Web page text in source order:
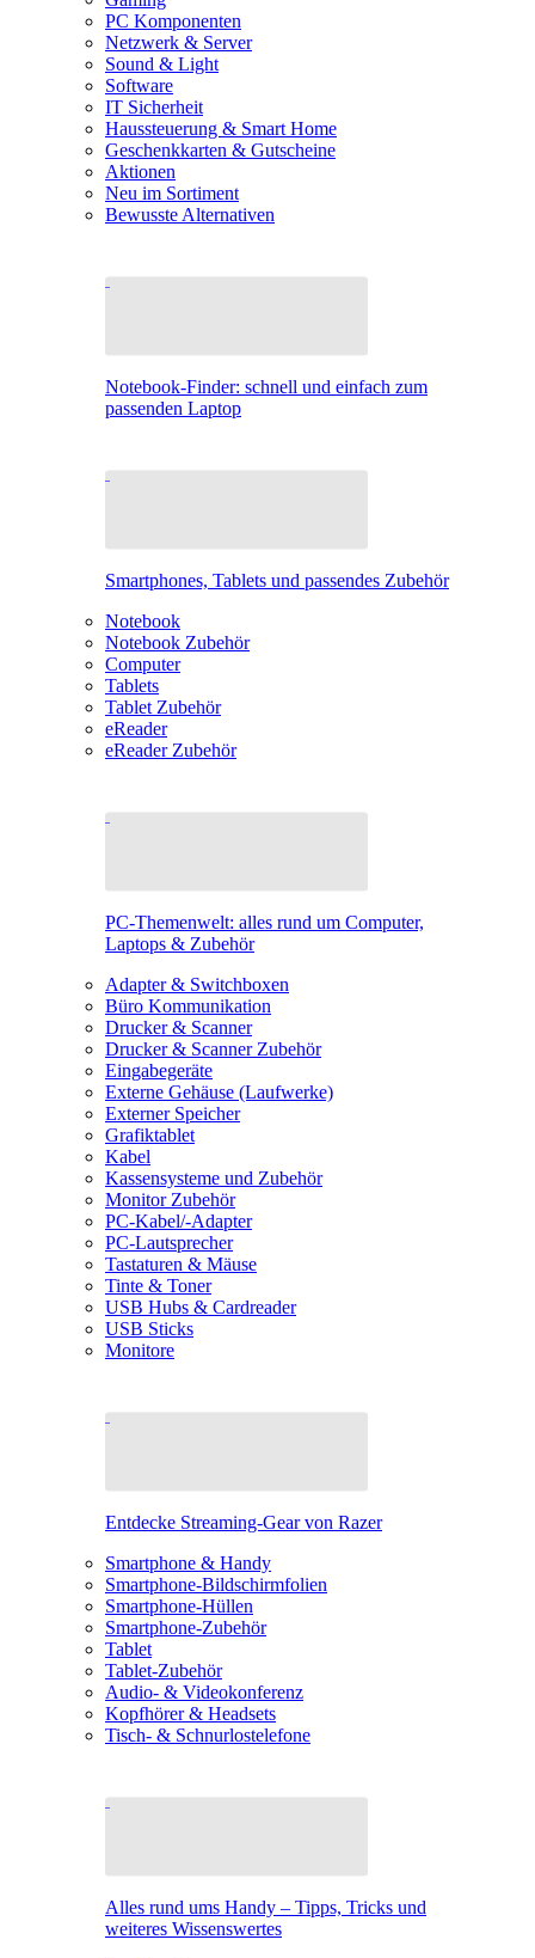
PC Komponenten
Netzwerk & Server
Sound & Light
Software
IT Sicherheit
Haussteuerung & Smart Home
Geschenkkarten & Gutscheine
Aktionen
Neu im Sortiment
Bewusste Alternativen
Notebook-Finder: schnell und einfach zum
passenden Laptop
Smartphones, Tablets und passendes Zubehör
Notebook
Notebook Zubehör
Computer
Tablets
Tablet Zubehör
eReader
eReader Zubehör
PC-Themenwelt: alles rund um Computer,
Laptops & Zubehör
Adapter & Switchboxen
Büro Kommunikation
Drucker & Scanner
Drucker & Scanner Zubehör
Eingabegeräte
Externe Gehäuse (Laufwerke)
Externer Speicher
Grafiktablet
Kabel
Kassensysteme und Zubehör
Monitor Zubehör
PC-Kabel/-Adapter
PC-Lautsprecher
Tastaturen & Mäuse
Tinte & Toner
USB Hubs & Cardreader
USB Sticks
Monitore
Entdecke Streaming-Gear von Razer
Smartphone & Handy
Smartphone-Bildschirmfolien
Smartphone-Hüllen
Smartphone-Zubehör
Tablet
Tablet-Zubehör
Audio- & Videokonferenz
Kopfhörer & Headsets
Tisch- & Schnurlostelefone
Alles rund ums Handy – Tipps, Tricks und
weiteres Wissenswertes